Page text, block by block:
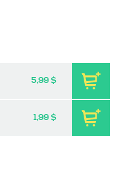
de français de la fin du
5,99 $
1,99 $